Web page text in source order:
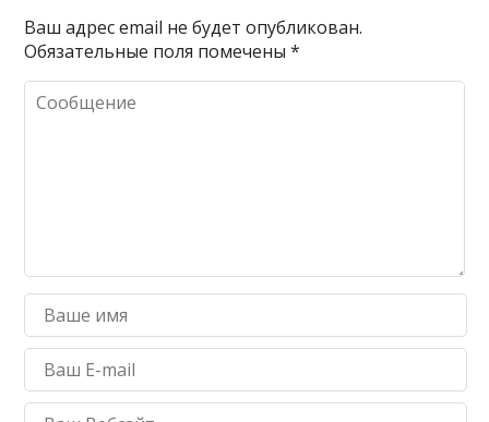
Ваш адрес email не будет опубликован.
Обязательные поля помечены*